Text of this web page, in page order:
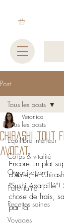
Post
Tous les posts
Equilibre intérieur
Corps & vitalité
Organisation
Parentalité
Recettes saines
Voyages
Tous les posts
Chirashi tout
avocat
Veronica
Encore un plat
d'Asie; le
"Sushi éparpillé"!
chose de frais,
par ici.